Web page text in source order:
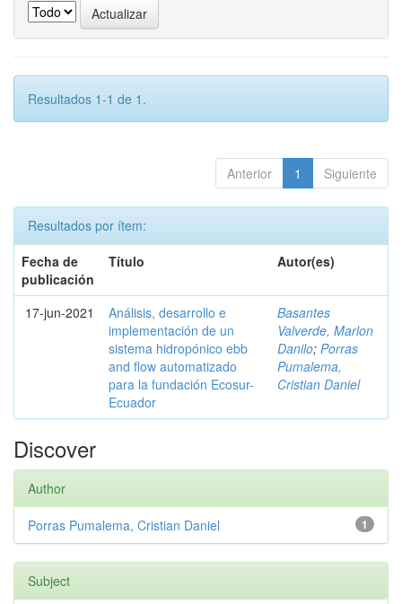
Resultados 1-1 de 1.
Anterior 1 Siguiente
Resultados por ítem:
Fecha de
publicación
Título Autor(es)
17-jun-2021
Análisis, desarrollo e
implementación de un
sistema hidropónico ebb
and flow automatizado
para la fundación Ecosur-
Ecuador
Basantes
Valverde, Marlon
Danilo; Porras
Pumalema,
Cristian Daniel
Discover
Author
1
Porras Pumalema, Cristian Daniel
Subject